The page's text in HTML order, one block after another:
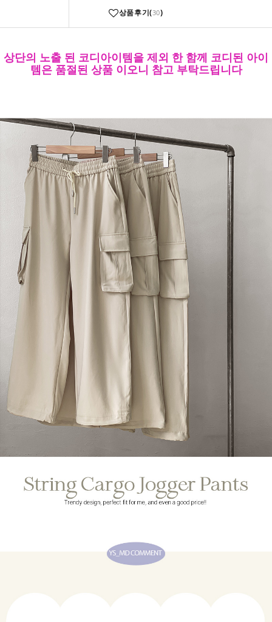
상품후기(30)
상단의 노출 된 코디아이템을 제외 한 함께 코디된 아이
템은 품절된 상품 이오니 참고 부탁드립니다